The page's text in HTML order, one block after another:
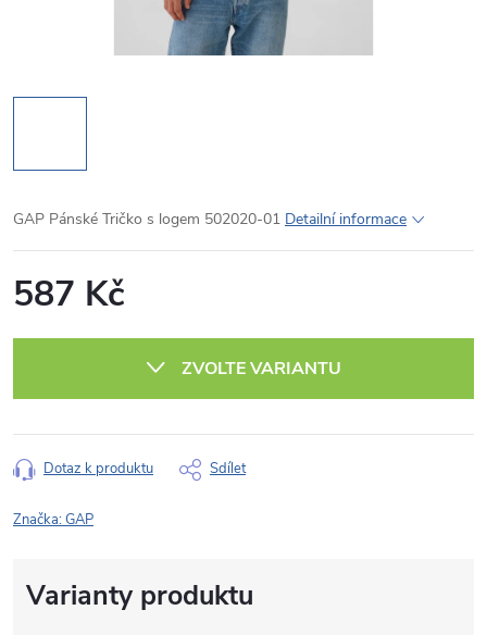
GAP Pánské Tričko s logem 502020-01 Detailní informace
587 Kč
ZVOLTE VARIANTU
Dotaz k produktu Sdílet
Značka:GAP